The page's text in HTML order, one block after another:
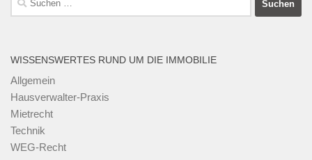
nach:
WISSENSWERTES RUND UM DIE IMMOBILIE
Allgemein
Hausverwalter-Praxis
Mietrecht
Technik
WEG-Recht